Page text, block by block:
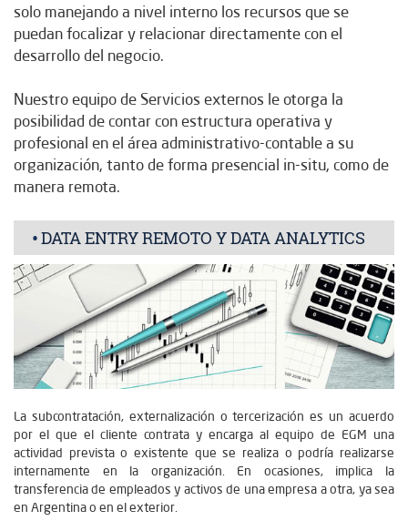
solo manejando a nivel interno los recursos que se
puedan focalizar y relacionar directamente con el
desarrollo del negocio.
Nuestro equipo de Servicios externos le otorga la
posibilidad de contar con estructura operativa y
profesional en el área administrativo-contable a su
organización, tanto de forma presencial in-situ, como de
manera remota.
DATA ENTRY REMOTO Y DATA ANALYTICS
La subcontratación, externalización o tercerización es un acuerdo
por el que el cliente contrata y encarga al equipo de EGM una
actividad prevista o existente que se realiza o podría realizarse
internamente en la organización. En ocasiones, implica la
transferencia de empleados y activos de una empresa a otra, ya sea
en Argentina o en el exterior.